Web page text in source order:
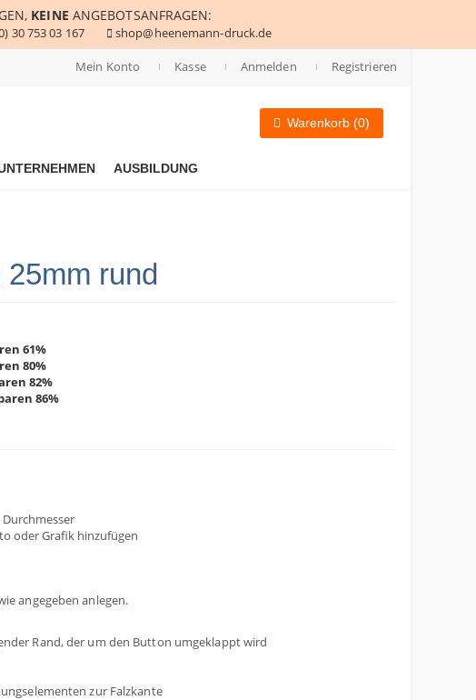
KEINE ANGEBOTSANFRAGEN:
30 753 03 167 shop@heenemann-druck.de
Mein Konto Kasse Anmelden Registrieren
Warenkorb (0)
AUSBILDUNG
rund
61%
80%
82%
86%
oder Grafik hinzufügen
angegeben anlegen.
Rand, der um den Button umgeklappt wird
zur Falzkante